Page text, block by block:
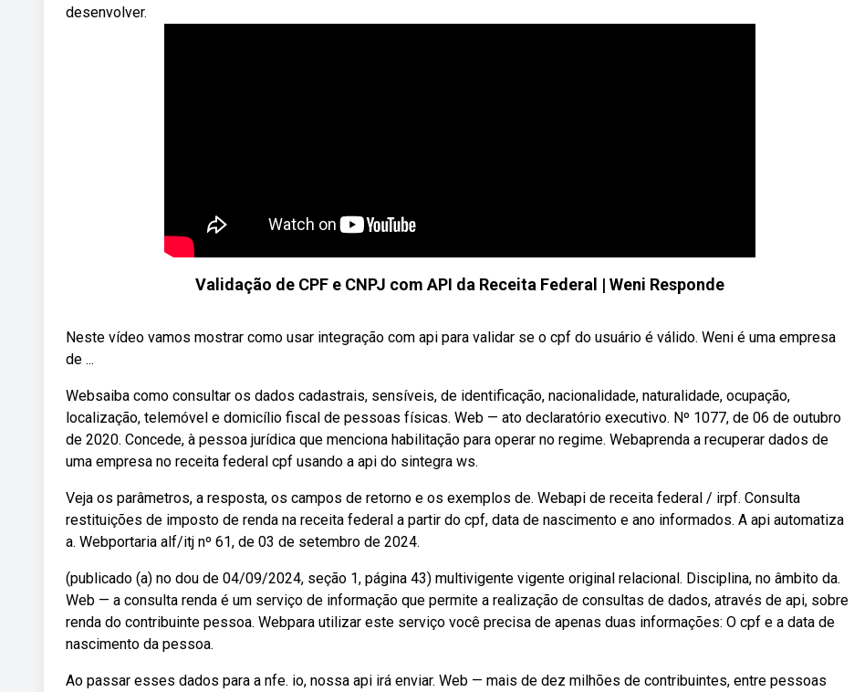
desenvolver.
Validação de CPF e CNPJ com API da Receita Federal | Weni Responde
Neste vídeo vamos mostrar como usar integração com api para validar se o cpf do usuário é válido. Weni é uma empresa
de ...
Websaiba como consultar os dados cadastrais, sensíveis, de identificação, nacionalidade, naturalidade, ocupação,
localização, telemóvel e domicílio fiscal de pessoas físicas. Web — ato declaratório executivo. Nº 1077, de 06 de outubro
de 2020. Concede, à pessoa jurídica que menciona habilitação para operar no regime. Webaprenda a recuperar dados de
uma empresa no receita federal cpf usando a api do sintegra ws.
Veja os parâmetros, a resposta, os campos de retorno e os exemplos de. Webapi de receita federal / irpf. Consulta
restituições de imposto de renda na receita federal a partir do cpf, data de nascimento e ano informados. A api automatiza
a. Webportaria alf/itj nº 61, de 03 de setembro de 2024.
(publicado (a) no dou de 04/09/2024, seção 1, página 43) multivigente vigente original relacional. Disciplina, no âmbito da.
Web — a consulta renda é um serviço de informação que permite a realização de consultas de dados, através de api, sobre
renda do contribuinte pessoa. Webpara utilizar este serviço você precisa de apenas duas informações: O cpf e a data de
nascimento da pessoa.
Ao passar esses dados para a nfe. io, nossa api irá enviar. Web — mais de dez milhões de contribuintes, entre pessoas